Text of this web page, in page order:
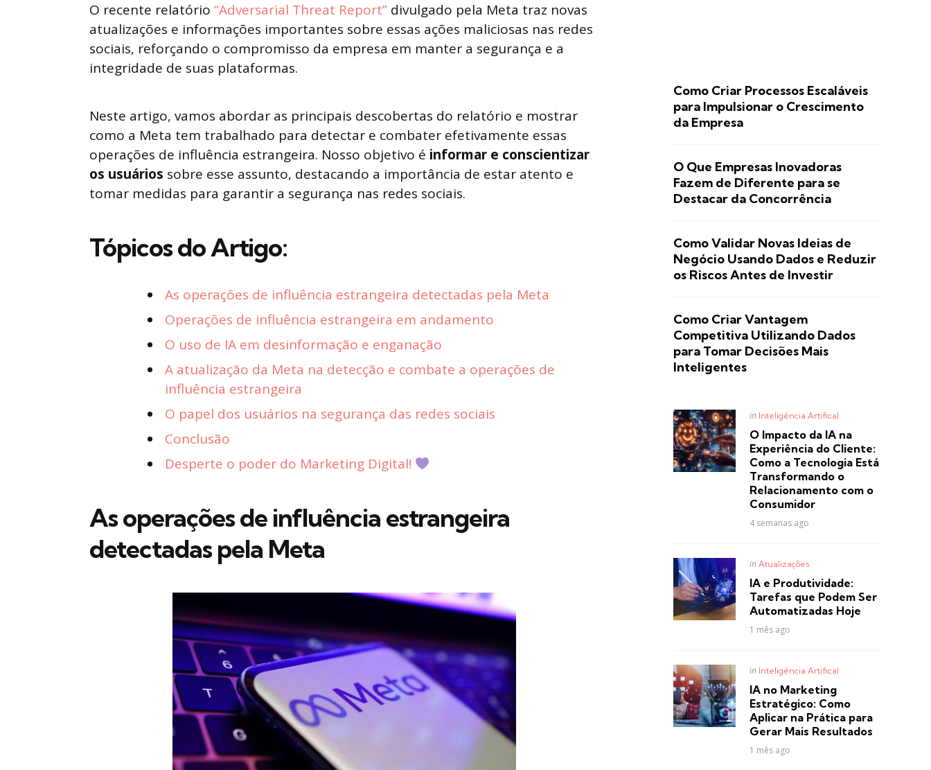
O recente relatório “Adversarial Threat Report” divulgado pela Meta traz novas
atualizações e informações importantes sobre essas ações maliciosas nas redes
sociais, reforçando o compromisso da empresa em manter a segurança e a
integridade de suas plataformas.
Neste artigo, vamos abordar as principais descobertas do relatório e mostrar
como a Meta tem trabalhado para detectar e combater efetivamente essas
operações de influência estrangeira. Nosso objetivo é informar e conscientizar
os usuários sobre esse assunto, destacando a importância de estar atento e
tomar medidas para garantir a segurança nas redes sociais.
Tópicos do Artigo:
As operações de influência estrangeira detectadas pela Meta
Operações de influência estrangeira em andamento
O uso de IA em desinformação e enganação
A atualização da Meta na detecção e combate a operações de
influência estrangeira
O papel dos usuários na segurança das redes sociais
Conclusão
Desperte o poder do Marketing Digital!
As operações de influência estrangeira
detectadas pela Meta
Como Criar Processos Escaláveis
para Impulsionar o Crescimento
da Empresa
O Que Empresas Inovadoras
Fazem de Diferente para se
Destacar da Concorrência
Como Validar Novas Ideias de
Negócio Usando Dados e Reduzir
os Riscos Antes de Investir
Como Criar Vantagem
Competitiva Utilizando Dados
para Tomar Decisões Mais
Inteligentes
Posted
in Inteligência Artifical
O Impacto da IA na
Experiência do Cliente:
Como a Tecnologia Está
Transformando o
Relacionamento com o
Consumidor
4 semanas ago
Posted
in Atualizações
IA e Produtividade:
Tarefas que Podem Ser
Automatizadas Hoje
1 mês ago
Posted
in Inteligência Artifical
IA no Marketing
Estratégico: Como
Aplicar na Prática para
Gerar Mais Resultados
1 mês ago